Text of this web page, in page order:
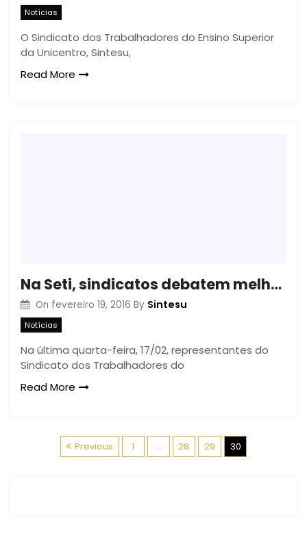
Notícias
O Sindicato dos Trabalhadores do Ensino Superior
da Unicentro, Sintesu,
Read More
Na Seti, sindicatos debatem melhorias para docentes e técnicos
On fevereiro 19, 2016 By Sintesu
Notícias
Na última quarta-feira, 17/02, representantes do
Sindicato dos Trabalhadores do
Read More
N
Previous 1 … 28 29 30